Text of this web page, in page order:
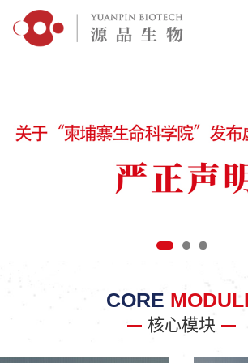
CORE
核心模块